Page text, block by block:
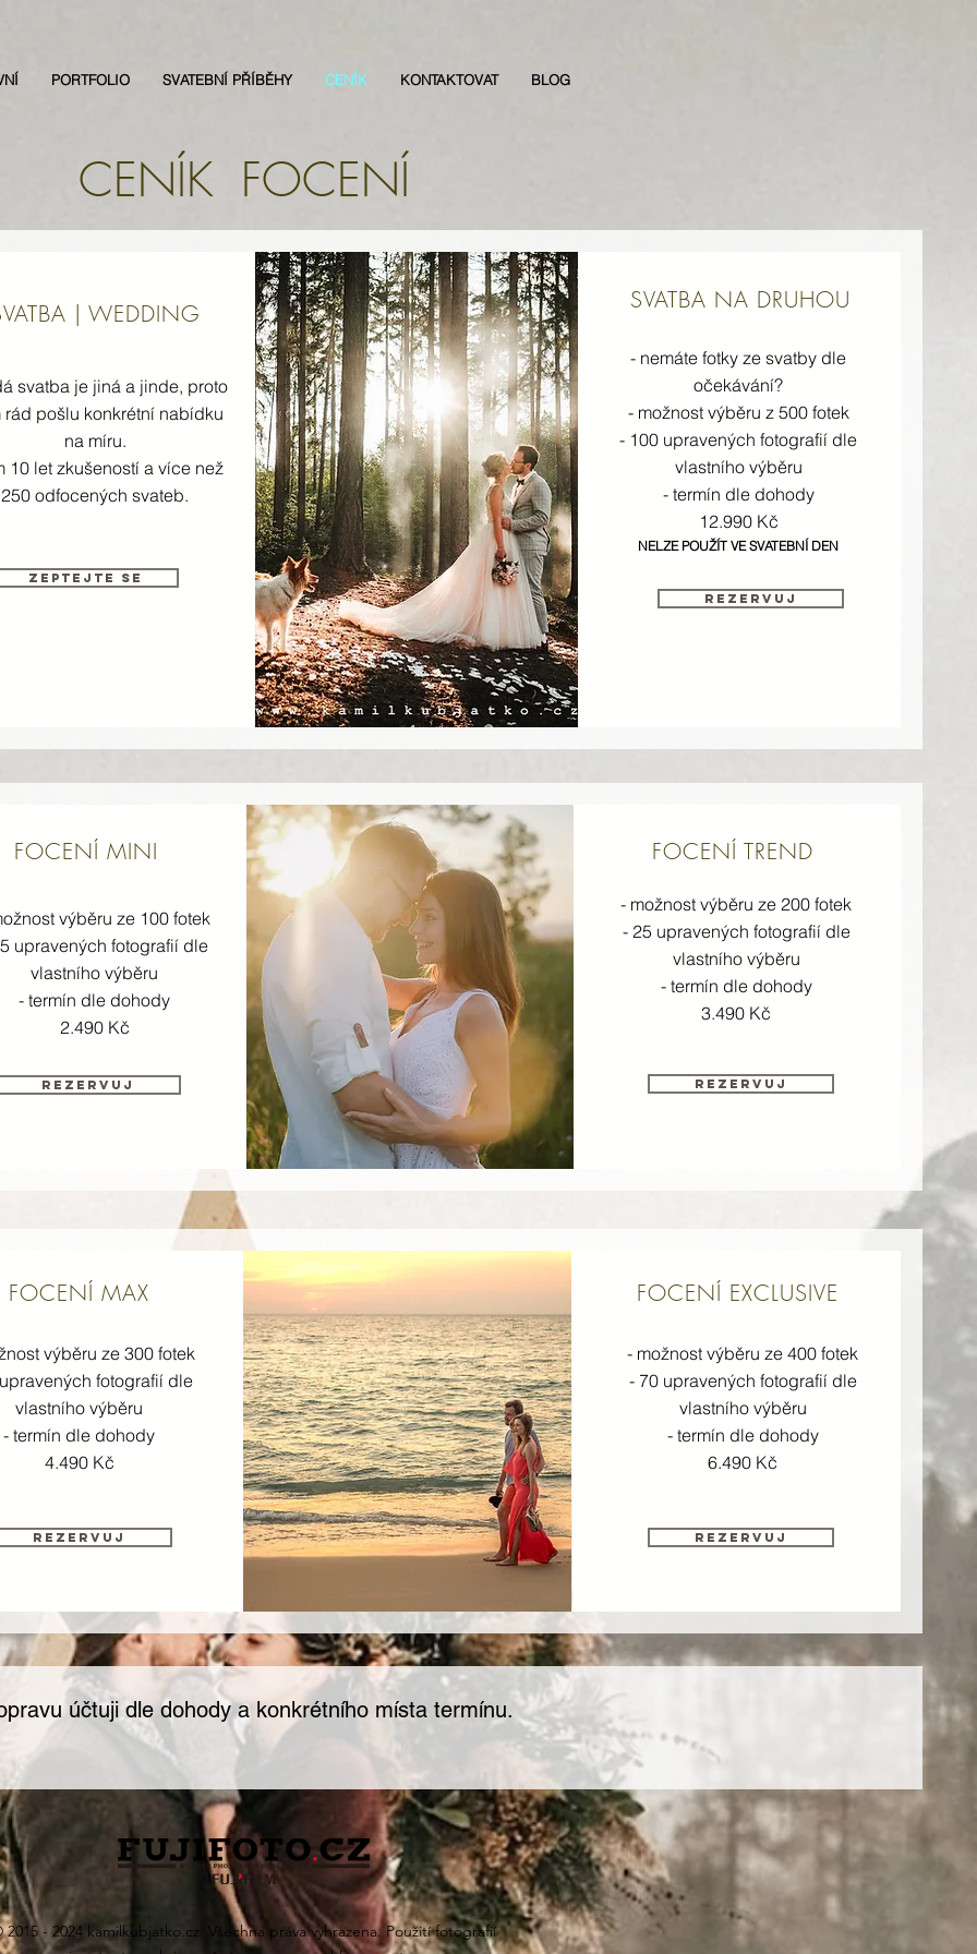
PORTFOLIO SVATEBNÍ PŘÍBĚHY CENÍK KONTAKTOVAT BLOG
CENÍK FOCENÍ
| WEDDING
svatba je jiná a jinde, proto
rád pošlu konkrétní nabídku
na míru.
10 let zkušeností a více než
250 odfocených svateb.
zeptejte se
SVATBA NA DRUHOU
- nemáte fotky ze svatby dle
očekávání?
- možnost výběru z 500 fotek
- 100 upravených fotografií dle
vlastního výběru
- termín dle dohody
12.990 Kč
NELZE POUŽÍT VE SVATEBNÍ DEN
rezervuj
FOCENÍ MINI
výběru ze 100 fotek
upravených fotografií dle
vlastního výběru
- termín dle dohody
2.490 Kč
rezervuj
FOCENÍ TREND
- možnost výběru ze 200 fotek
- 25 upravených fotografií dle
vlastního výběru
- termín dle dohody
3.490 Kč
REZERVUJ
FOCENÍ MAX
výběru ze 300 fotek
fotografií dle
vlastního výběru
- termín dle dohody
4.490 Kč
rezervuj
FOCENÍ EXCLUSIVE
- možnost výběru ze 400 fotek
- 70 upravených fotografií dle
vlastního výběru
- termín dle dohody
6.490 Kč
REZERVUJ
účtuji dle dohody a konkrétního místa termínu.
2015 - 2024 kamilkubjatko.cz. Všechna práva vyhrazena. Použití fotografií